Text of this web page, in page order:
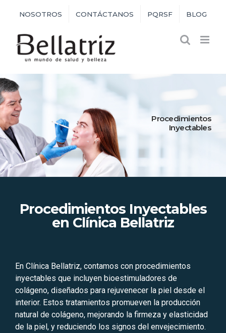
NOSOTROS CONTÁCTANOS PQRSF BLOG
Procedimientos
Inyectables
Procedimientos Inyectables
en Clínica Bellatriz
En Clínica Bellatriz, contamos con procedimientos
inyectables que incluyen bioestimuladores de
colágeno, diseñados para rejuvenecer la piel desde el
interior. Estos tratamientos promueven la producción
natural de colágeno, mejorando la firmeza y elasticidad
de la piel, y reduciendo los signos del envejecimiento.